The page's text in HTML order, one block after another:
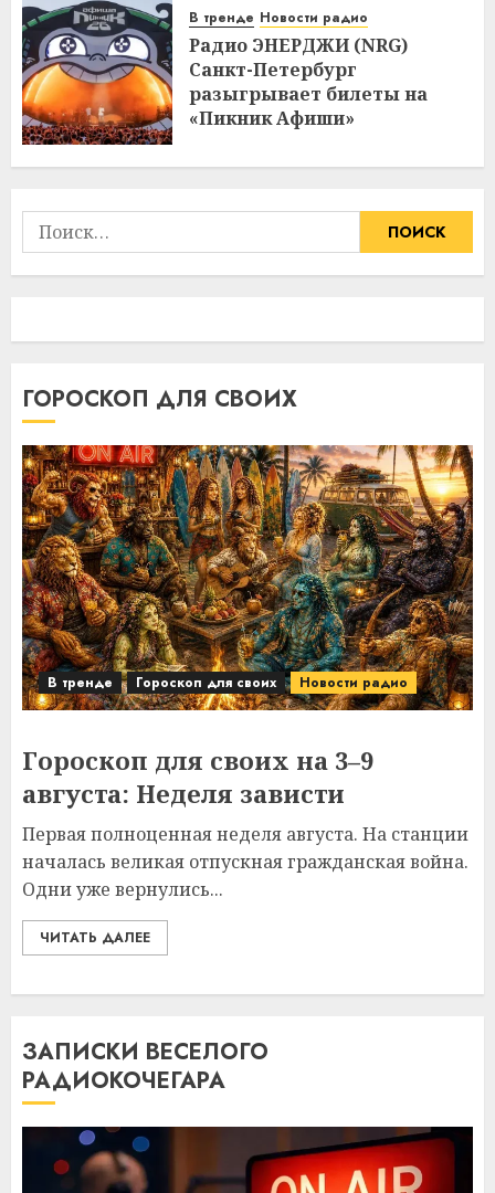
В тренде Новости радио
Радио ЭНЕРДЖИ (NRG)
Санкт-Петербург
разыгрывает билеты на
«Пикник Афиши»
Найти:
ГОРОСКОП ДЛЯ СВОИХ
В тренде Гороскоп для своих Новости радио
Гороскоп для своих на 3–9
августа: Неделя зависти
Первая полноценная неделя августа. На станции
началась великая отпускная гражданская война.
Одни уже вернулись...
ЧИТАТЬ ДАЛЕЕ
ЗАПИСКИ ВЕСЕЛОГО
РАДИОКОЧЕГАРА